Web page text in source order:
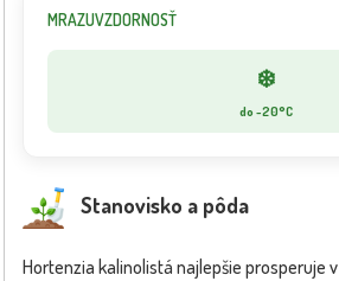
MRAZUVZDORNOSŤ
❄️
do -20°C
Stanovisko a pôda
Hortenzia kalinolistá najlepšie prosperuje v